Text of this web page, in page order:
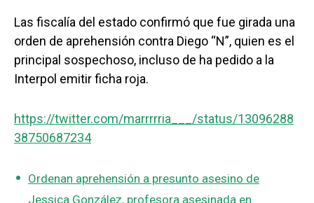
Las fiscalía del estado confirmó que fue girada una
orden de aprehensión contra Diego “N”, quien es el
principal sospechoso, incluso de ha pedido a la
Interpol emitir ficha roja.
https://twitter.com/marrrrria___/status/13096288
38750687234
Ordenan aprehensión a presunto asesino de
Jessica González, profesora asesinada en